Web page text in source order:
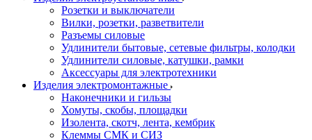
Розетки и выключатели
Вилки, розетки, разветвители
Разъемы силовые
Удлинители бытовые, сетевые фильтры, колодки
Удлинители силовые, катушки, рамки
Аксессуары для электротехники
Изделия электромонтажные
Наконечники и гильзы
Хомуты, скобы, площадки
Изолента, скотч, лента, кембрик
Клеммы СМК и СИЗ